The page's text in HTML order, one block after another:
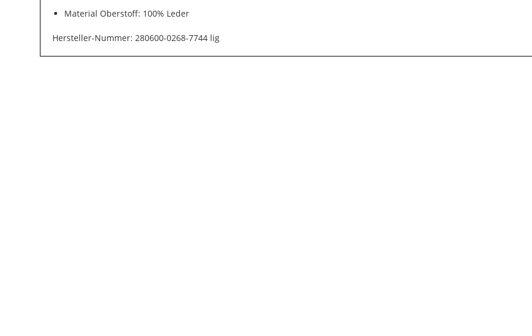
Material Oberstoff: 100% Leder
Hersteller-Nummer: 280600-0268-7744 lig